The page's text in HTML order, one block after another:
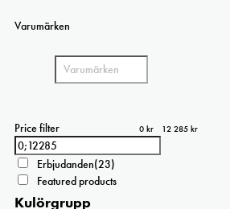
Varumärken
Price filter 0 kr 12 285 kr
Erbjudanden(23)
Featured products
Kulörgrupp